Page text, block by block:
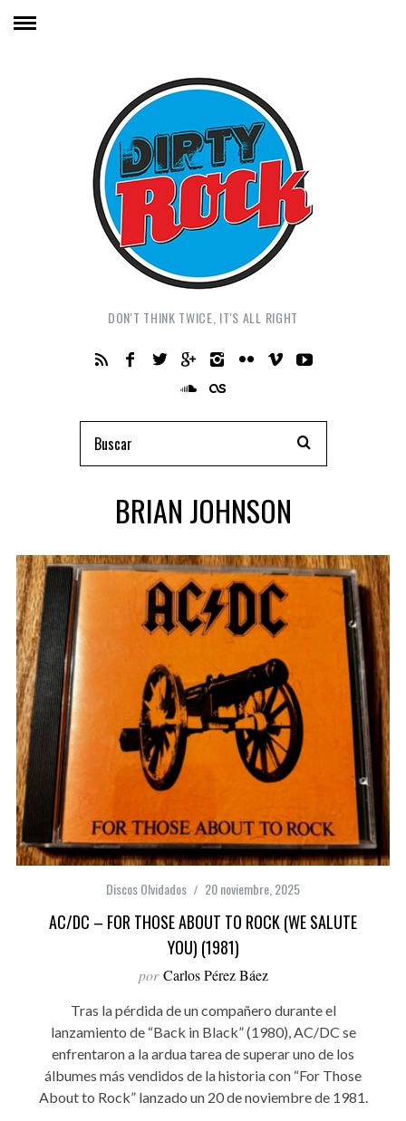
DON'T THINK TWICE, IT'S ALL RIGHT
BRIAN JOHNSON
Discos Olvidados 20 noviembre, 2025
AC/DC – FOR THOSE ABOUT TO ROCK (WE SALUTE
YOU) (1981)
por Carlos Pérez Báez
Tras la pérdida de un compañero durante el
lanzamiento de “Back in Black” (1980), AC/DC se
enfrentaron a la ardua tarea de superar uno de los
álbumes más vendidos de la historia con “For Those
About to Rock” lanzado un 20 de noviembre de 1981.